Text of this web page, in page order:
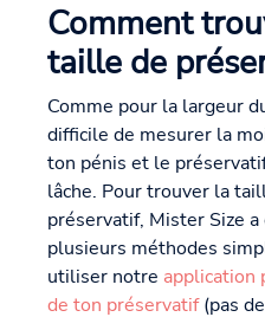
Comment
taille de
Comme pour la largeur
difficile de mesurer la
ton pénis et le
lâche. Pour trouver la
préservatif, Mister Size
plusieurs méthodes
utiliser notre application
de ton préservatif(pas